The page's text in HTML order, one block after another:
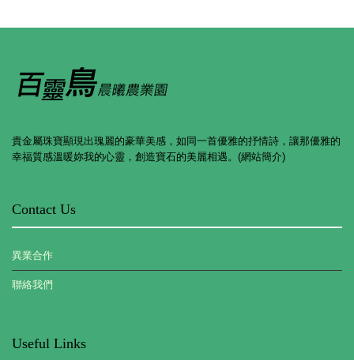
貴金屬珠寶顯現出瑰麗的豪華美感，如同一首優雅的抒情詩，讓那優雅的
幸福質感溫暖妳我的心靈，創造寶石的美麗相遇。(網站簡介)
Contact Us
異業合作
聯絡我們
Useful Links